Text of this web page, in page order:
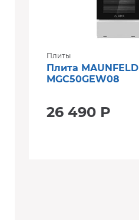
Плиты
Плита MAUNFELD
MGC50GEW08
26 490 Р